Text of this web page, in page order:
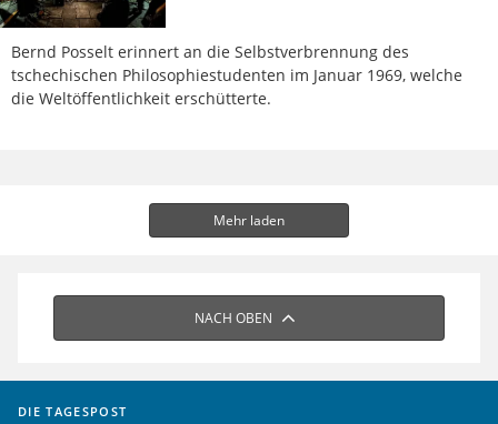
Bernd Posselt erinnert an die Selbstverbrennung des
tschechischen Philosophiestudenten im Januar 1969, welche
die Weltöffentlichkeit erschütterte.
Mehr laden
NACH OBEN
DIE TAGESPOST